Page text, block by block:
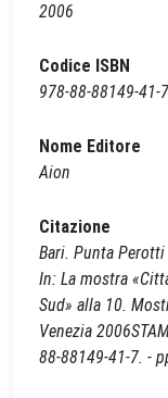
2006
Codice ISBN
978-88-88149-41-7
Nome Editore
Aion
Citazione
Bari. Punta Perotti
In: La mostra
Sud» alla 10.
Venezia
88-88149-41-7. -